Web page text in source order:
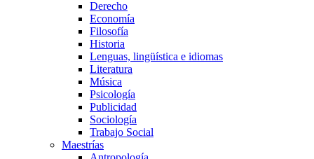
Derecho
Economía
Filosofía
Historia
Lenguas, lingüística e idiomas
Literatura
Música
Psicología
Publicidad
Sociología
Trabajo Social
Maestrías